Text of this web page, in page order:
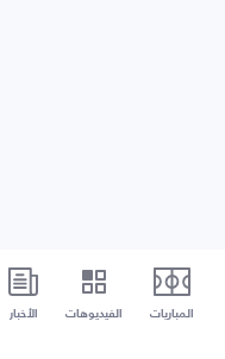
المباريات الفيديوهات الأخبار